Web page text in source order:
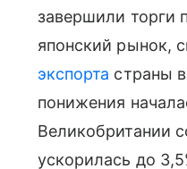
завершили торги
японский рынок,
экспорта страны
понижения
Великобритании
ускорилась до